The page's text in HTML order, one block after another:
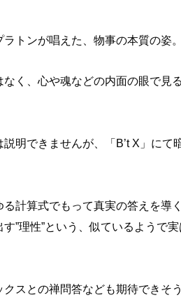
ラトンが唱えた、物事の本質の姿。
なく、心や魂などの内面の眼で見
明できませんが、「B’t X」に
計算式でもって真実の答えを導
”理性”という、似ているようで
スとの禅問答なども期待できそう